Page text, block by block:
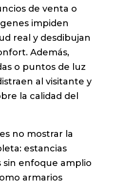
de venta o
impiden
real y desdibujan
Además,
o puntos de luz
al visitante y
la calidad del
no mostrar la
estancias
sin enfoque amplio
armarios